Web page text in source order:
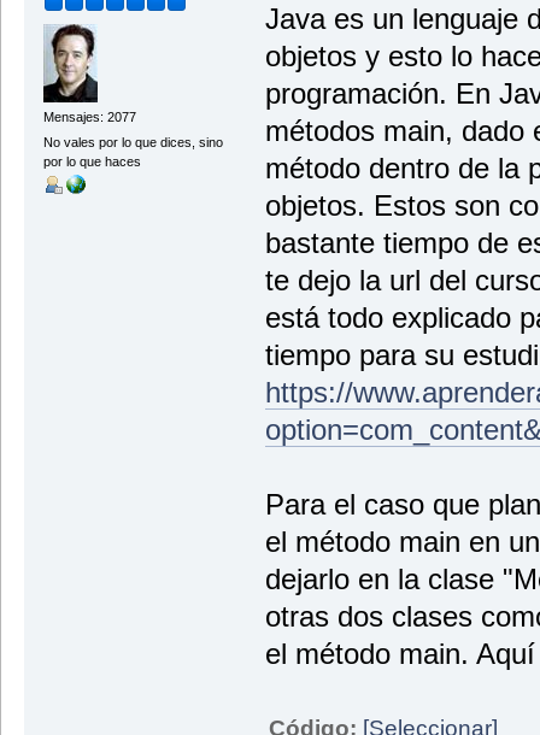
}
} // cierre del public static
// TODO code application
String archivo="nombre.txt";
FileWriter fw= new
BufferedWriter bw= new
PrintWriter pw= new PrintWriter
String nombre="";
int sueldo,edad;
pw.println(nombre+"--__--
}
}
Mensajes: 2077
No vales por lo que dices, sino
por lo que haces
Java es un lenguaje
objetos y esto lo
programación. En
métodos main, dado
método dentro de la
objetos. Estos son
bastante tiempo de
te dejo la url del
está todo explicado
tiempo para su
https://
Para el caso que
el método main en
dejarlo en la clase
otras dos clases
el método main.
Código: [Seleccionar]